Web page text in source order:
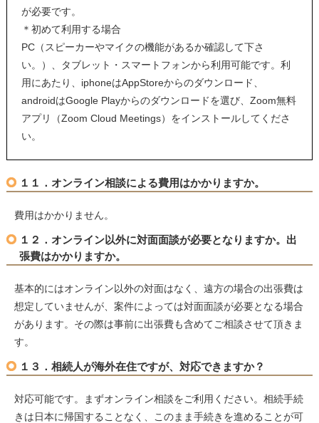
が必要です。
＊初めて利用する場合
PC（スピーカーやマイクの機能があるか確認して下さ
い。）、タブレット・スマートフォンから利用可能です。利
用にあたり、iphoneはAppStoreからのダウンロード、
androidはGoogle Playからのダウンロードを選び、Zoom無料
アプリ（Zoom Cloud Meetings）をインストールしてくださ
い。
１１．オンライン相談による費用はかかりますか。
費用はかかりません。
１２．オンライン以外に対面面談が必要となりますか。出
張費はかかりますか。
基本的にはオンライン以外の対面はなく、遠方の場合の出張費は
想定していませんが、案件によっては対面面談が必要となる場合
があります。その際は事前に出張費も含めてご相談させて頂きま
す。
１３．相続人が海外在住ですが、対応できますか？
対応可能です。まずオンライン相談をご利用ください。相続手続
きは日本に帰国することなく、このまま手続きを進めることが可